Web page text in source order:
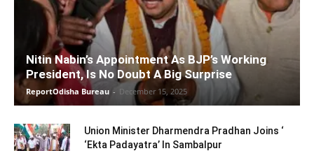
Nitin Nabin’s Appointment As BJP’s Working
President, Is No Doubt A Big Surprise
ReportOdisha Bureau - December 15, 2025
Union Minister Dharmendra Pradhan Joins ‘
‘Ekta Padayatra’ In Sambalpur